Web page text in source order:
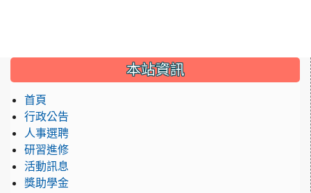
::: 本站資訊
首頁
行政公告
人事選聘
研習進修
活動訊息
獎助學金